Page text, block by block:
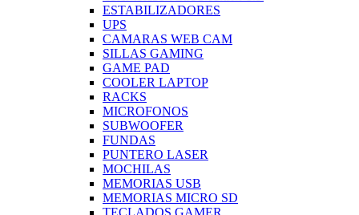
ESTABILIZADORES
UPS
CAMARAS WEB CAM
SILLAS GAMING
GAME PAD
COOLER LAPTOP
RACKS
MICROFONOS
SUBWOOFER
FUNDAS
PUNTERO LASER
MOCHILAS
MEMORIAS USB
MEMORIAS MICRO SD
TECLADOS GAMER